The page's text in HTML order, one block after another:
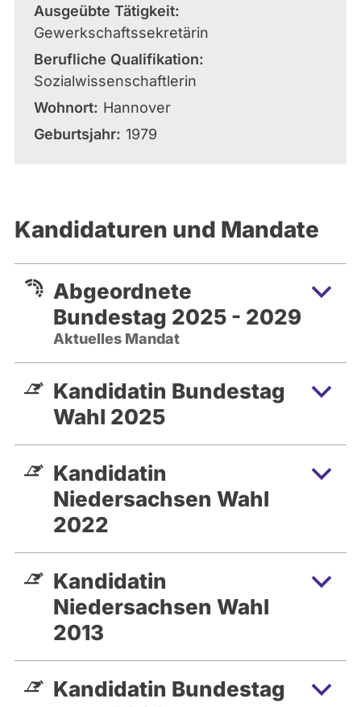
Ausgeübte Tätigkeit
Gewerkschaftssekretärin
Berufliche Qualifikation
Sozialwissenschaftlerin
Wohnort
Hannover
Geburtsjahr 1979
Kandidaturen und Mandate
Abgeordnete
Bundestag 2025 - 2029
Aktuelles Mandat
Kandidatin Bundestag
Wahl 2025
Kandidatin
Niedersachsen Wahl
2022
Kandidatin
Niedersachsen Wahl
2013
Kandidatin Bundestag